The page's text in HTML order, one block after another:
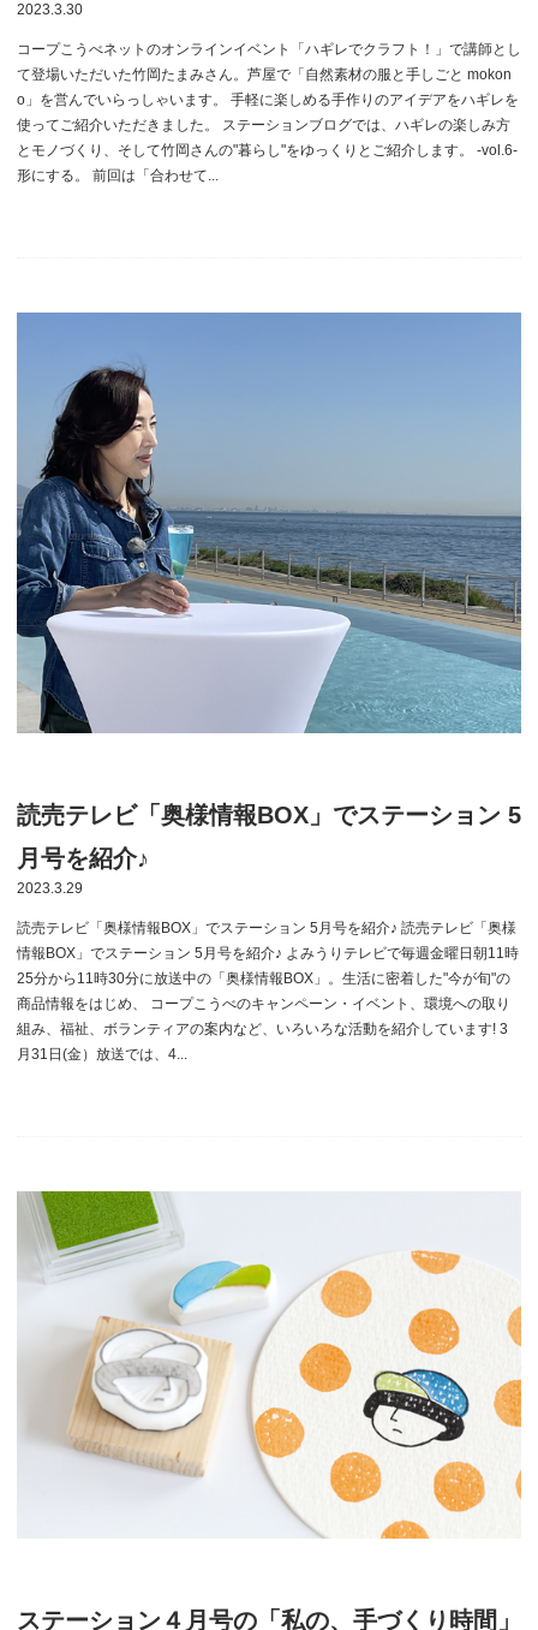
2023.3.30
コープこうべネットのオンラインイベント「ハギレでクラフト！」で講師とし
て登場いただいた竹岡たまみさん。芦屋で「自然素材の服と手しごと mokon
o」を営んでいらっしゃいます。 手軽に楽しめる手作りのアイデアをハギレを
使ってご紹介いただきました。 ステーションブログでは、ハギレの楽しみ方
とモノづくり、そして竹岡さんの"暮らし"をゆっくりとご紹介します。 -vol.6-
形にする。 前回は「合わせて...
読売テレビ「奥様情報BOX」でステーション 5
月号を紹介♪
2023.3.29
読売テレビ「奥様情報BOX」でステーション 5月号を紹介♪ 読売テレビ「奥様
情報BOX」でステーション 5月号を紹介♪ よみうりテレビで毎週金曜日朝11時
25分から11時30分に放送中の「奥様情報BOX」。生活に密着した"今が旬"の
商品情報をはじめ、 コープこうべのキャンペーン・イベント、環境への取り
組み、福祉、ボランティアの案内など、いろいろな活動を紹介しています! 3
月31日(金）放送では、4...
ステーション４月号の「私の、手づくり時間」